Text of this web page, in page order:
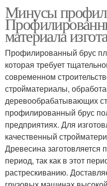
Минусы
материала
Профилированный брус
которая требует
современном
стройматериалы,
деревообрабатывающих
профилированный брус
предприятиях. Для
качественный
Древесина
период, так как в этот
растрескиванию.